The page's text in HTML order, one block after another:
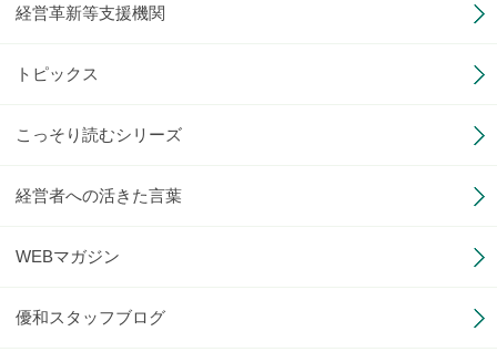
経営革新等支援機関
トピックス
こっそり読むシリーズ
経営者への活きた言葉
WEBマガジン
優和スタッフブログ